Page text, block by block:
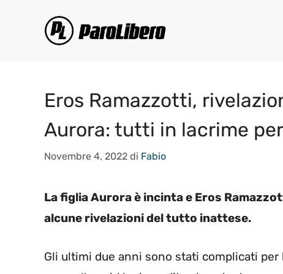
Eros Ramazzotti,
Aurora: tutti in lacrime
Novembre 4, 2022 di Fabio
La figlia Aurora è incinta e Eros
alcune rivelazioni del tutto inattese.
Gli ultimi due anni sono stati complicati per